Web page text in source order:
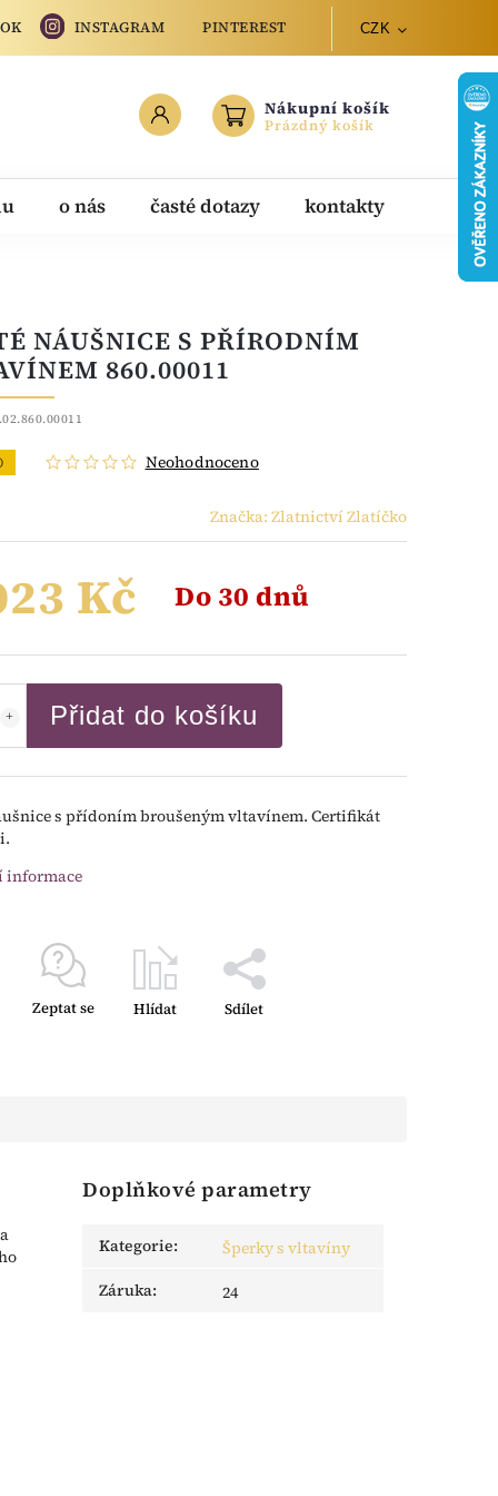
INSTAGRAM PINTEREST CZK
Nákupní košík
Prázdný košík
o nás časté dotazy kontakty
NÁUŠNICE S PŘÍRODNÍM
860.00011
Neohodnoceno
Značka: Zlatnictví Zlatíčko
Kč Do 30 dnů
Přidat do košíku
s přídoním broušeným vltavínem. Certifikát
informace
Zeptat se Hlídat Sdílet
Doplňkové parametry
Kategorie:
Šperky s vltavíny
Záruka: 24